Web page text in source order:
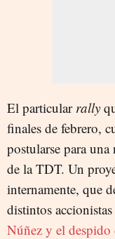
El particular rally
finales de febrero,
postularse para
de la TDT. Un
internamente, que
distintos
Núñez y el despido